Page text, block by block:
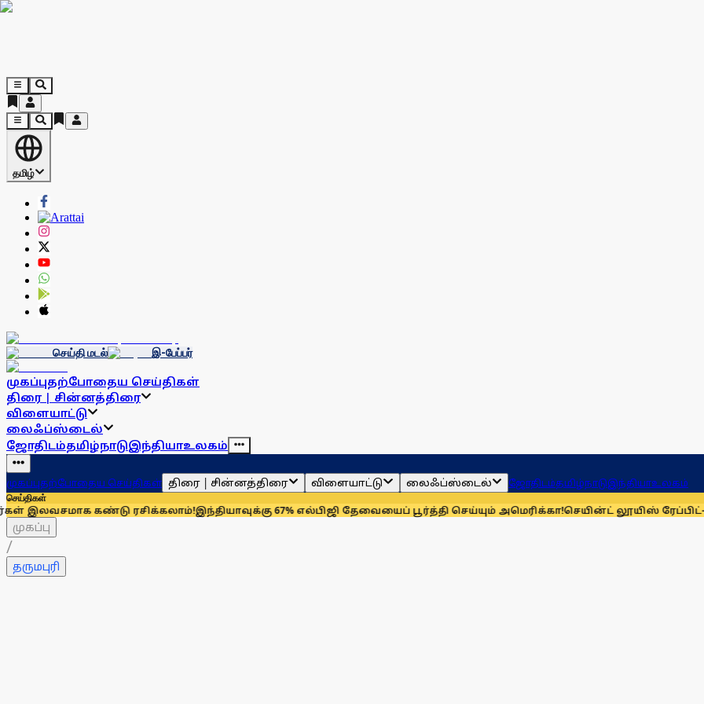
தமிழ்
செய்தி மடல் இ-பேப்பர்
முகப்புதற்போதைய செய்திகள்
திரை | சின்னத்திரை
விளையாட்டு
லைஃப்ஸ்டைல்
ஜோதிடம்தமிழ்நாடுஇந்தியாஉலகம்
முகப்புதற்போதைய செய்திகள் திரை | சின்னத்திரை விளையாட்டு லைஃப்ஸ்டைல் ஜோதிடம்தமிழ்நாடுஇந்தியாஉலகம்
செய்திகள்
கண்டு ரசிக்கலாம்!இந்தியாவுக்கு 67% எல்பிஜி தேவையைப் பூர்த்தி செய்யும் அமெரிக்கா!செயின்ட் லூயிஸ் ரேப்பிட்-
முகப்பு
/
தருமபுரி